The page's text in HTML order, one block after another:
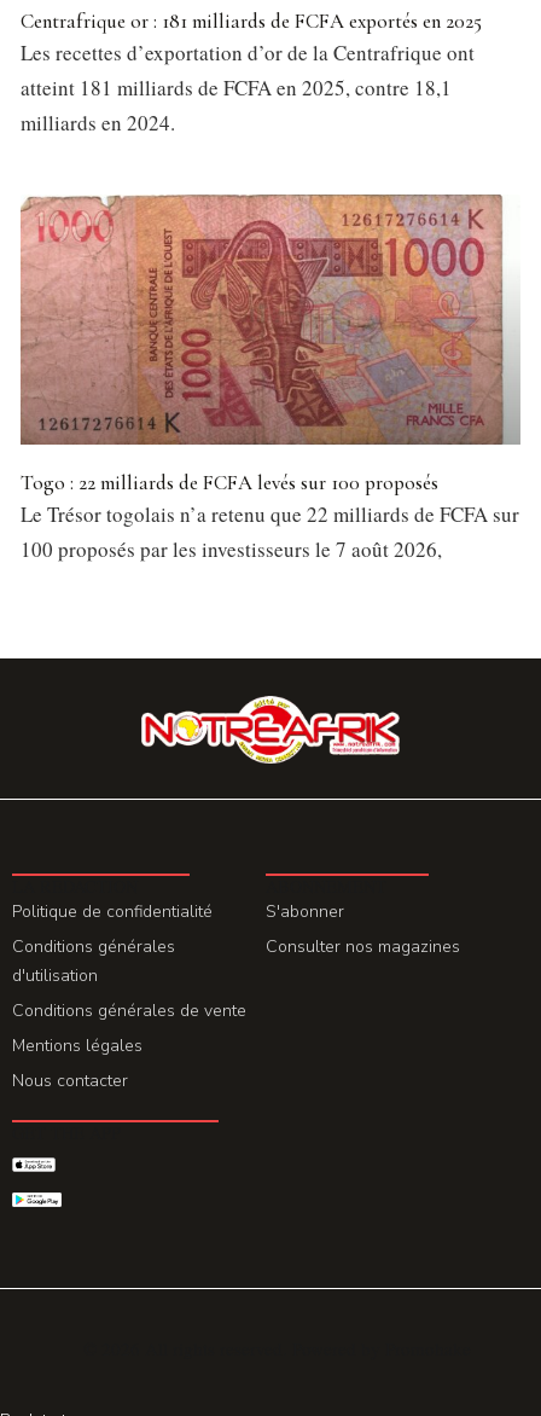
Centrafrique or : 181 milliards de FCFA exportés en 2025
Les recettes d’exportation d’or de la Centrafrique ont
atteint 181 milliards de FCFA en 2025, contre 18,1
milliards en 2024.
Togo : 22 milliards de FCFA levés sur 100 proposés
Le Trésor togolais n’a retenu que 22 milliards de FCFA sur
100 proposés par les investisseurs le 7 août 2026,
Politique de confidentialité
Conditions générales
d'utilisation
Conditions générales de vente
Mentions légales
Nous contacter
S'abonner
Consulter nos magazines